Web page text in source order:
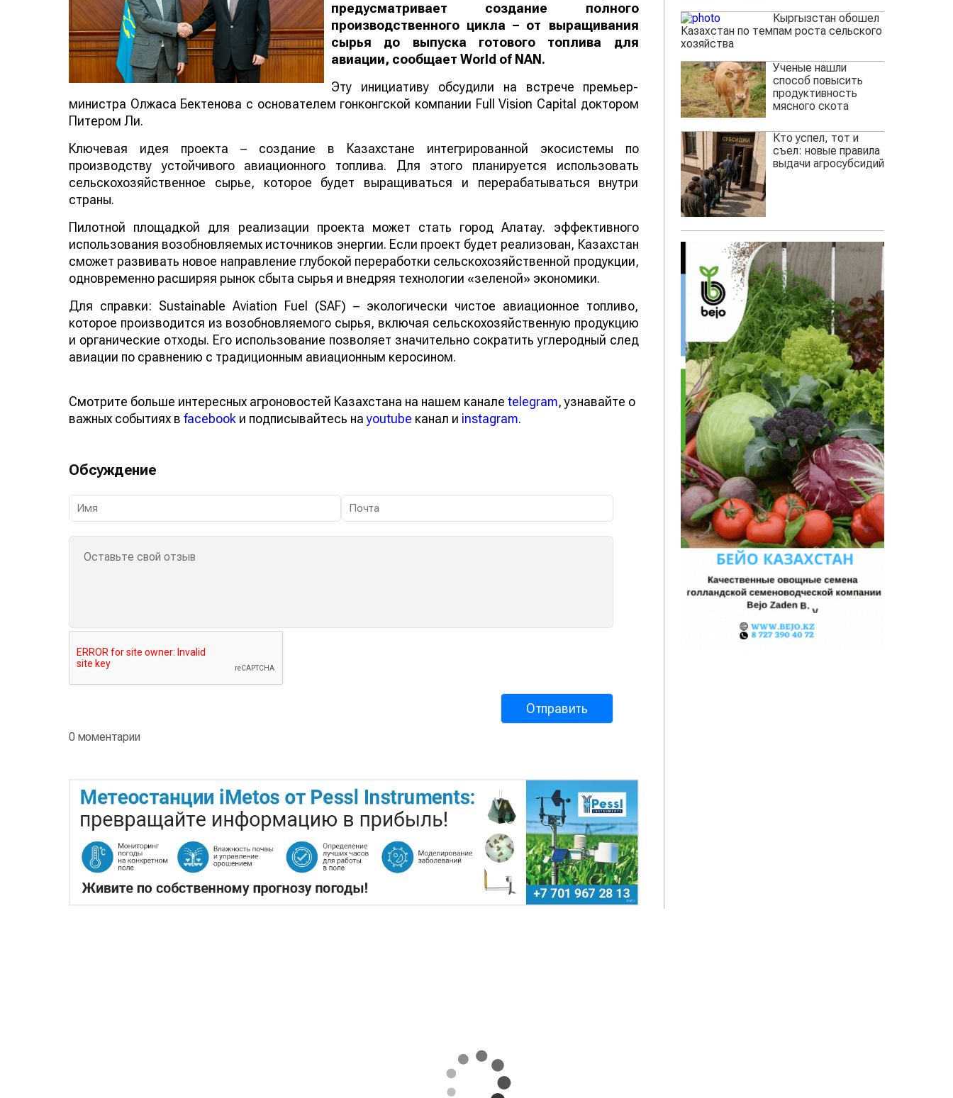
предусматривает создание полного
производственного цикла – от выращивания
сырья до выпуска готового топлива для
авиации, сообщает World of NAN .
Эту инициативу обсудили на встрече премьер-
министра Олжаса Бектенова с основателем гонконгской компании Full Vision Capital доктором
Питером Ли.
Ключевая идея проекта – создание в Казахстане интегрированной экосистемы по
производству устойчивого авиационного топлива. Для этого планируется использовать
сельскохозяйственное сырье, которое будет выращиваться и перерабатываться внутри
страны.
Пилотной площадкой для реализации проекта может стать город Алатау. эффективного
использования возобновляемых источников энергии. Если проект будет реализован, Казахстан
сможет развивать новое направление глубокой переработки сельскохозяйственной продукции,
одновременно расширяя рынок сбыта сырья и внедряя технологии «зеленой» экономики.
Для справки: Sustainable Aviation Fuel (SAF) – экологически чистое авиационное топливо,
которое производится из возобновляемого сырья, включая сельскохозяйственную продукцию
и органические отходы. Его использование позволяет значительно сократить углеродный след
авиации по сравнению с традиционным авиационным керосином.
Смотрите больше интересных агроновостей Казахстана на нашем канале telegram, узнавайте о
важных событиях в facebook и подписывайтесь наyoutube канал и instagram.
Обсуждение
0 моментарии
Кыргызстан обошел
Казахстан по темпам роста сельского
хозяйства
Ученые нашли
способ повысить
продуктивность
мясного скота
Кто успел, тот и
съел: новые правила
выдачи агросубсидий